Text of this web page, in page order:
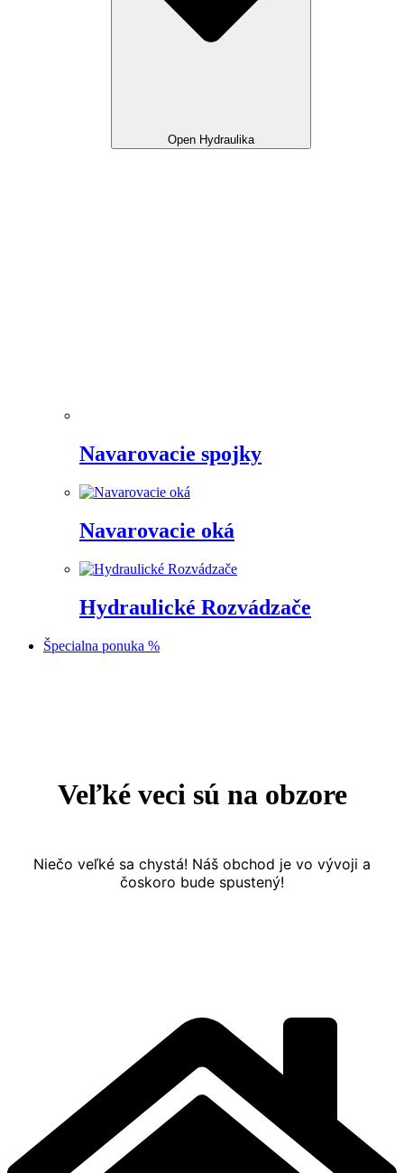
Open Hydraulika
Navarovacie spojky
Navarovacie oká
Hydraulické Rozvádzače
Špecialna ponuka %
Veľké veci sú na obzore
Niečo veľké sa chystá! Náš obchod je vo vývoji a
čoskoro bude spustený!